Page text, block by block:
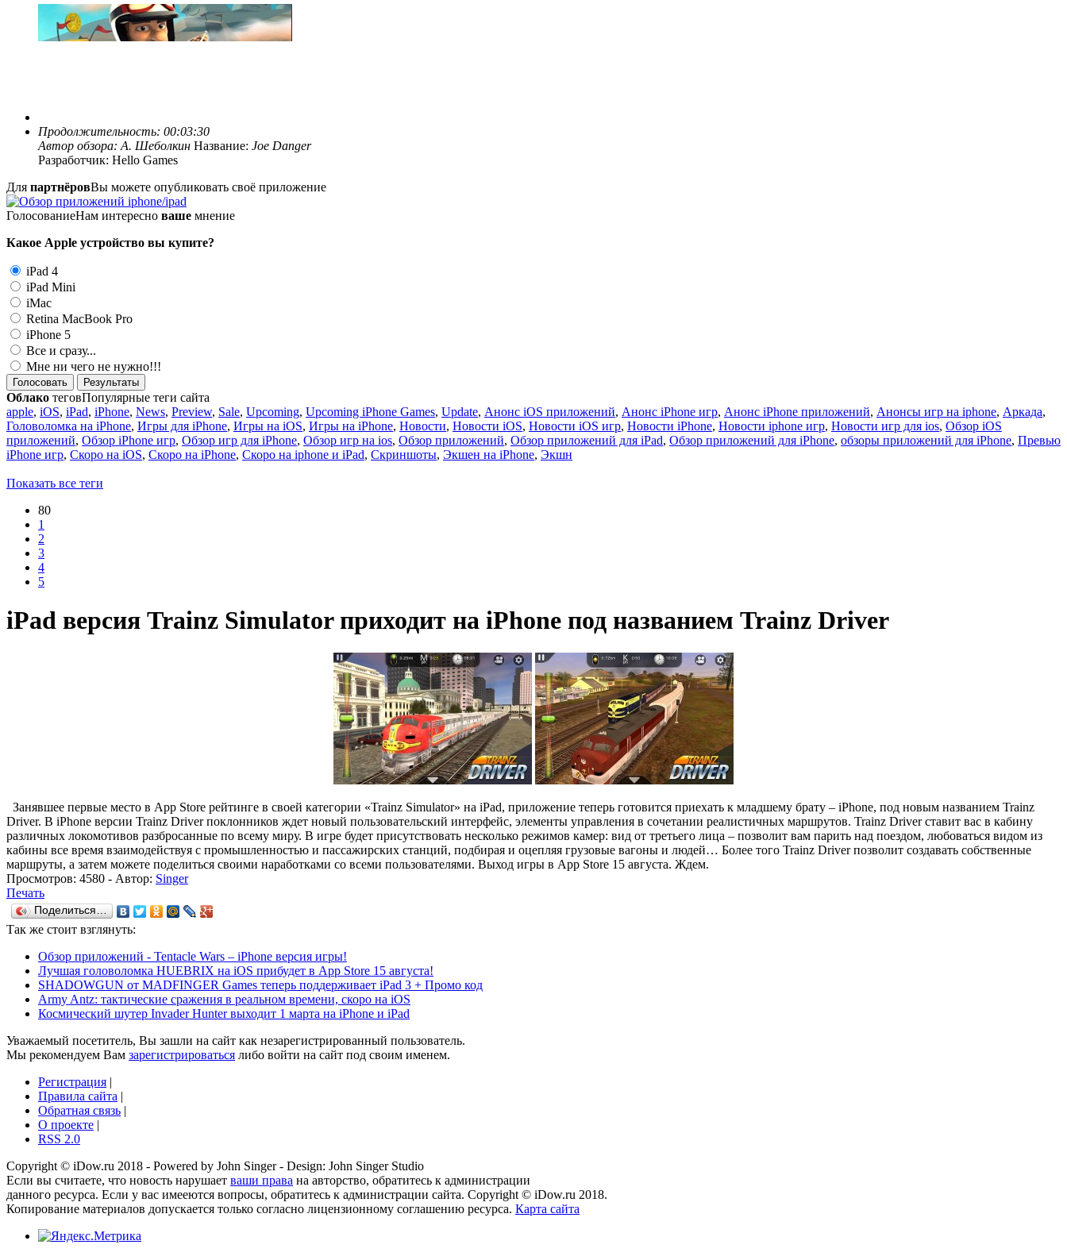
Продолжительность: 00:03:30
Автор обзора: А. Шеболкин Название: Joe Danger
Разработчик: Hello Games
Для партнёровВы можете опубликовать своё приложение
ГолосованиеНам интересно ваше мнение
Какое Apple устройство вы купите?
iPad 4
iPad Mini
iMac
Retina MacBook Pro
iPhone 5
Все и сразу...
Мне ни чего не нужно!!!
Голосовать Результаты
Облако теговПопулярные теги сайта
apple, iOS, iPad, iPhone, News, Preview, Sale, Upcoming, Upcoming iPhone Games, Update, Анонс iOS приложений, Анонс iPhone игр, Анонс iPhone приложений, Анонсы игр на iphone, Аркада,
Головоломка на iPhone, Игры для iPhone, Игры на iOS, Игры на iPhone, Новости, Новости iOS, Новости iOS игр, Новости iPhone, Новости iphone игр, Новости игр для ios, Обзор iOS
приложений, Обзор iPhone игр, Обзор игр для iPhone, Обзор игр на ios, Обзор приложений, Обзор приложений для iPad, Обзор приложений для iPhone, обзоры приложений для iPhone, Превью
iPhone игр, Скоро на iOS, Скоро на iPhone, Скоро на iphone и iPad, Скриншоты, Экшен на iPhone, Экшн
Показать все теги
80
1
2
3
4
5
iPad версия Trainz Simulator приходит на iPhone под названием Trainz Driver
Занявшее первые место в App Store рейтинге в своей категории «Trainz Simulator» на iPad, приложение теперь готовится приехать к младшему брату – iPhone, под новым названием Trainz
Driver. В iPhone версии Trainz Driver поклонников ждет новый пользовательский интерфейс, элементы управления в сочетании реалистичных маршрутов. Trainz Driver ставит вас в кабину
различных локомотивов разбросанные по всему миру. В игре будет присутствовать несколько режимов камер: вид от третьего лица – позволит вам парить над поездом, любоваться видом из
кабины все время взаимодействуя с промышленностью и пассажирских станций, подбирая и оцепляя грузовые вагоны и людей… Более того Trainz Driver позволит создавать собственные
маршруты, а затем можете поделиться своими наработками со всеми пользователями. Выход игры в App Store 15 августа. Ждем.
Просмотров: 4580 - Автор: Singer
Печать
Поделиться…
Так же стоит взглянуть:
Обзор приложений - Tentacle Wars – iPhone версия игры!
Лучшая головоломка HUEBRIX на iOS прибудет в App Store 15 августа!
SHADOWGUN от MADFINGER Games теперь поддерживает iPad 3 + Промо код
Army Antz: тактические сражения в реальном времени, скоро на iOS
Космический шутер Invader Hunter выходит 1 марта на iPhone и iPad
Уважаемый посетитель, Вы зашли на сайт как незарегистрированный пользователь.
Мы рекомендуем Вам зарегистрироваться либо войти на сайт под своим именем.
Регистрация |
Правила сайта |
Обратная связь |
О проекте |
RSS 2.0
Copyright © iDow.ru 2018 - Powered by John Singer - Design: John Singer Studio
Если вы считаете, что новость нарушает ваши права на авторство, обратитесь к администрации
данного ресурса. Если у вас имееются вопросы, обратитесь к администрации сайта. Copyright © iDow.ru 2018.
Копирование материалов допускается только согласно лицензионному соглашению ресурса. Карта сайта